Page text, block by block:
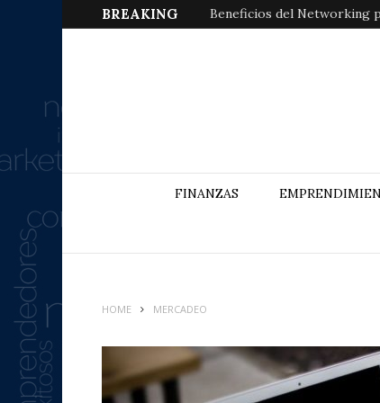
BREAKING Beneficios del Networking
FINANZAS
HOME MERCADEO